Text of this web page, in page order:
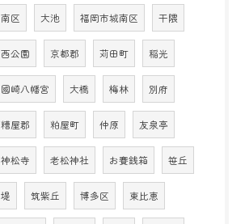
南区 大池 福岡市城南区 干隈
西公園 京都郡 苅田町 稲光
國崎八幡宮 大橋 梅林 別府
糟屋郡 粕屋町 仲原 友泉亭
神松寺 老松神社 お賽銭箱 笹丘
堤 筑紫丘 博多区 東比恵